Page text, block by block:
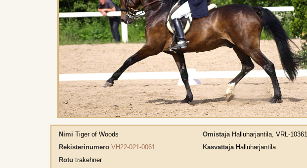
Nimi Tiger of Woods
Rekisterinumero VH22-021-0061
Rotu trakehner
OmistajaHalluharjantila, VRL-10361
KasvattajaHalluharjantila